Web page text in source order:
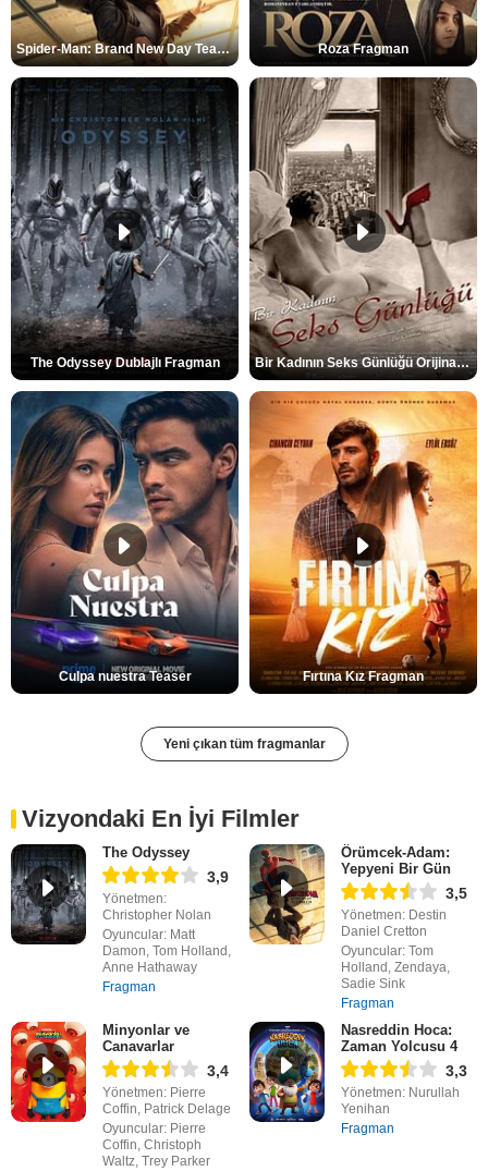
Spider-Man: Brand New Day Teaser Roza Fragman
The Odyssey Dublajlı Fragman Bir Kadının Seks Günlüğü Orijinal Fragman
Culpa nuestra Teaser Fırtına Kız Fragman
Yeni çıkan tüm fragmanlar
Vizyondaki En İyi Filmler
The Odyssey
3,9
Yönetmen:
Christopher Nolan
Oyuncular: Matt
Damon, Tom Holland,
Anne Hathaway
Fragman
Örümcek-Adam:
Yepyeni Bir Gün
3,5
Yönetmen: Destin
Daniel Cretton
Oyuncular: Tom
Holland, Zendaya,
Sadie Sink
Fragman
Minyonlar ve
Canavarlar
3,4
Yönetmen: Pierre
Coffin, Patrick Delage
Oyuncular: Pierre
Coffin, Christoph
Waltz, Trey Parker
Nasreddin Hoca:
Zaman Yolcusu 4
3,3
Yönetmen: Nurullah
Yenihan
Fragman